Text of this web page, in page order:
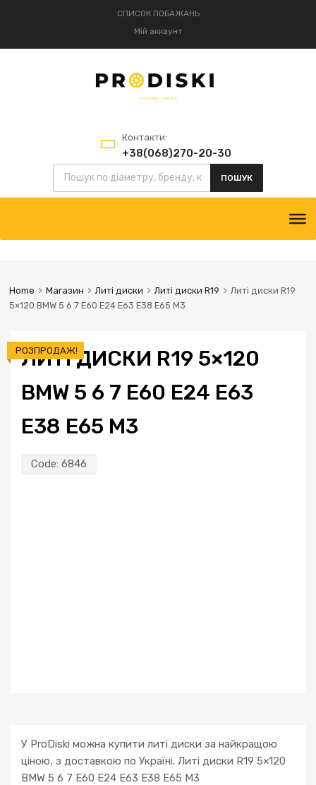
СПИСОК ПОБАЖАНЬ
Мій аккаунт
Контакти:
+38(068)270-20-30
+38(095)834-52-75
ПОШУК
Home Магазин Литі диски Литі диски R19
Литі диски R19
5×120 BMW 5 6 7 E60 E24 E63 E38 E65 M3
ЛИТІ ДИСКИ R19 5×120
BMW 5 6 7 E60 E24 E63
E38 E65 M3
Code: 6846
РОЗПРОДАЖ!
У ProDiski можна купити литі диски за найкращою
ціною, з доставкою по Україні. Литі диски R19 5×120
BMW 5 6 7 E60 E24 E63 E38 E65 M3